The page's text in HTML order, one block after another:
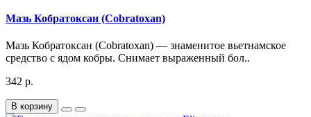
Мазь Кобратоксан (Cobratoxan)
Мазь Кобратоксан (Cobratoxan) — знаменитое вьетнамское
средство с ядом кобры. Снимает выраженный бол..
342 р.
В корзину